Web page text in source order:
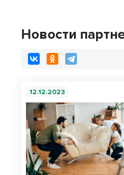
Новости
12.12.2023